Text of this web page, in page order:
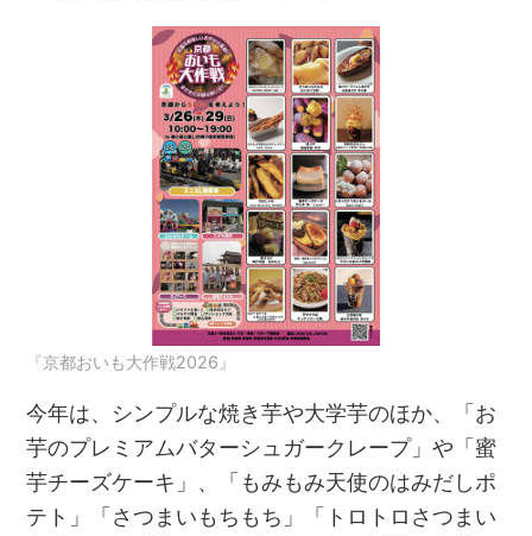
『京都おいも大作戦2026』
今年は、シンプルな焼き芋や大学芋のほか、「お
芋のプレミアムバターシュガークレープ」や「蜜
芋チーズケーキ」、「もみもみ天使のはみだしポ
テト」「さつまいもちもち」「トロトロさつまい